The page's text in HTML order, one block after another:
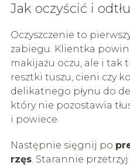
Jak oczyścić i
Oczyszczenie to
zabiegu. Klientka
makijażu oczu, ale i tak
resztki tuszu, cieni czy
delikatnego płynu do
który nie pozostawia
i powiece.
Następnie sięgnij po
rzęs. Starannie